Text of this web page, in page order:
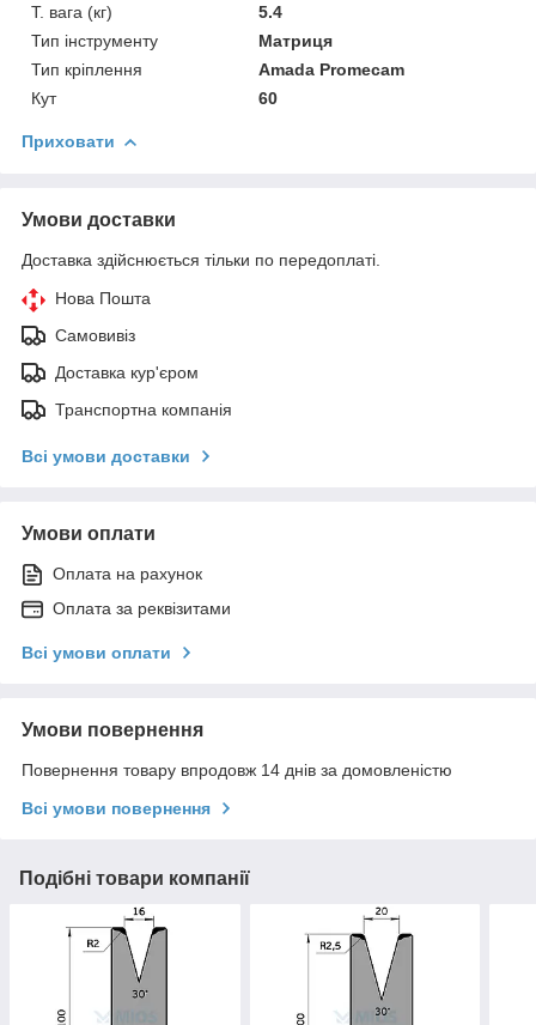
Т. вага (кг)
5.4
Тип інструменту
Матриця
Тип кріплення
Amada Promecam
Кут
60
Приховати
Умови доставки
Доставка здійснюється тільки по передоплаті.
Нова Пошта
Самовивіз
Доставка кур'єром
Транспортна компанія
Всі умови доставки
Умови оплати
Оплата на рахунок
Оплата за реквізитами
Всі умови оплати
Умови повернення
Повернення товару впродовж 14 днів за домовленістю
Всі умови повернення
Подібні товари компанії